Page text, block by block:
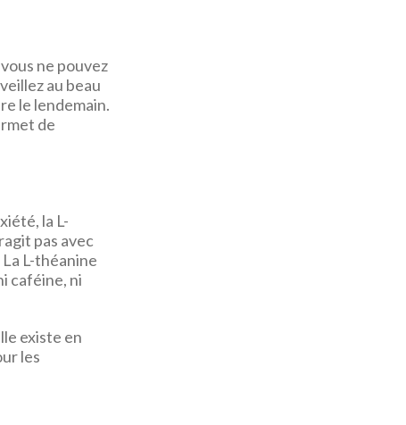
ne pouvez
au beau
le lendemain.
de
la L-
pas avec
L-théanine
caféine, ni
existe en
les